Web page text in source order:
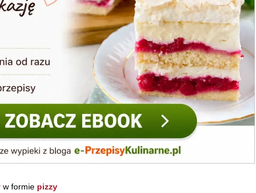
w formie pizzy